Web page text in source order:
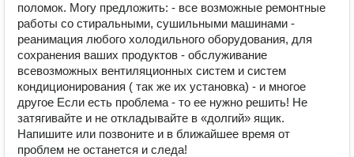
поломок. Могу предложить: - все возможные ремонтные
работы со стиральными, сушильными машинами -
реанимация любого холодильного оборудования, для
сохранения ваших продуктов - обслуживание
всевозможных вентиляционных систем и систем
кондиционирования ( так же их установка) - и многое
другое Если есть проблема - то ее нужно решить! Не
затягивайте и не откладывайте в «долгий» ящик.
Напишите или позвоните и в ближайшее время от
проблем не останется и следа!